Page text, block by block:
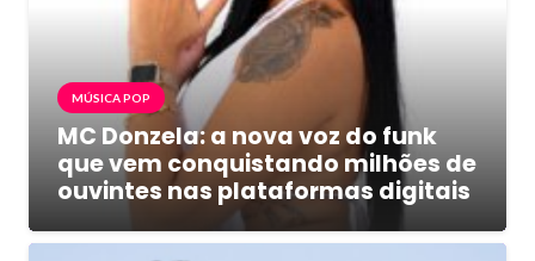
MÚSICA POP
MC Donzela: a nova voz do funk
que vem conquistando milhões de
ouvintes nas plataformas digitais